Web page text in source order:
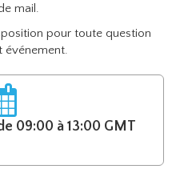
mail.
pour toute question
événement.
09:00 à 13:00 GMT